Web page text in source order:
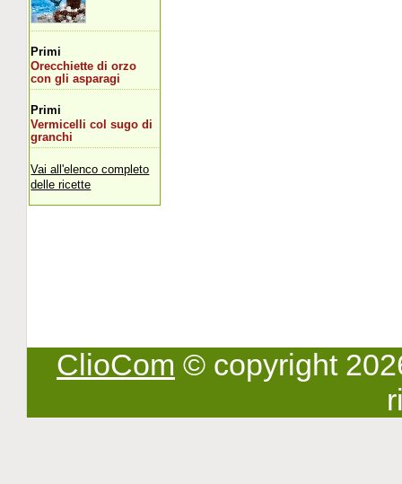
Primi
Orecchiette di orzo
con gli asparagi
Primi
Vermicelli col sugo di
granchi
Vai all'elenco completo
delle ricette
ClioCom © copyright